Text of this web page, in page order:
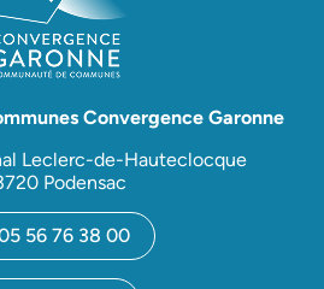
Convergence Garonne
Leclerc-de-Hauteclocque
Podensac
56 76 38 00